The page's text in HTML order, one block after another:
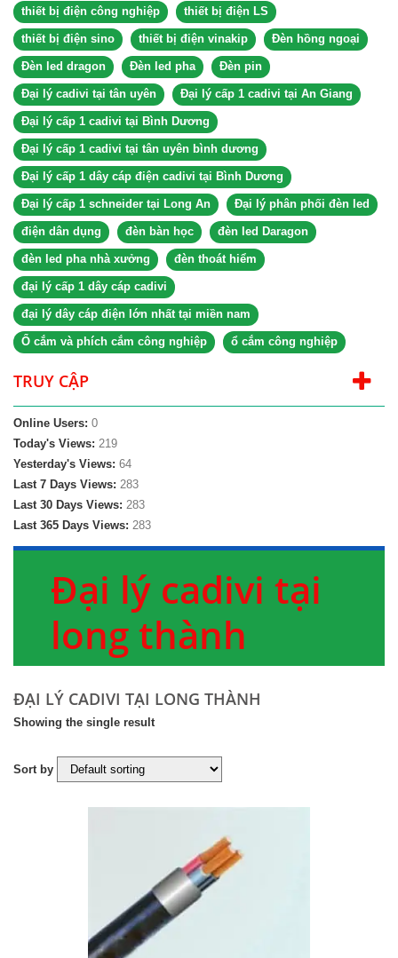
thiết bị điện công nghiệp thiết bị điện LS
thiết bị điện sino thiết bị điện vinakip Đèn hồng ngoại
Đèn led dragon Đèn led pha Đèn pin
Đại lý cadivi tại tân uyên Đại lý cấp 1 cadivi tại An Giang
Đại lý cấp 1 cadivi tại Bình Dương
Đại lý cấp 1 cadivi tại tân uyên bình dương
Đại lý cấp 1 dây cáp điện cadivi tại Bình Dương
Đại lý cấp 1 schneider tại Long An Đại lý phân phối đèn led
điện dân dụng đèn bàn học đèn led Daragon
đèn led pha nhà xưởng đèn thoát hiểm
đại lý cấp 1 dây cáp cadivi
đại lý dây cáp điện lớn nhất tại miền nam
Ổ cắm và phích cắm công nghiệp ổ cắm công nghiệp
TRUY CẬP
Online Users: 0
Today's Views: 219
Yesterday's Views: 64
Last 7 Days Views: 283
Last 30 Days Views: 283
Last 365 Days Views: 283
Đại lý cadivi tại
long thành
ĐẠI LÝ CADIVI TẠI LONG THÀNH
Showing the single result
Sort by